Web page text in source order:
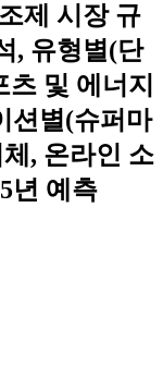
제 시장 규
, 유형별(단
및 에너지
션별(슈퍼마
, 온라인 소
년 예측